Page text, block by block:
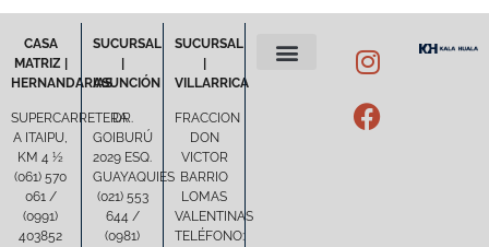
CASA
MATRIZ |
HERNANDARIAS
SUPERCARRETERA
A ITAIPU,
KM 4 ½
(061) 570
061 /
(0991)
403852
SUCURSAL
ASUNCIÓN
DR.
GOIBURÚ
2029 ESQ.
GUAYAQUIES
(021) 553
644 /
(0981)
SUCURSAL
VILLARRICA
FRACCION
DON
VICTOR
BARRIO
LOMAS
VALENTINAS
TELÉFONO: